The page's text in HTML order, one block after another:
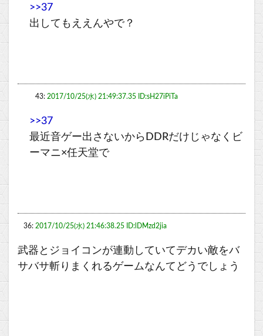
>>37
出してもええんやで？
43: 2017/10/25(水) 21:49:37.35 ID:sH27iPiTa
>>37
最近音ゲー出さないからDDRだけじゃなくビ
ーマニ×任天堂で
36: 2017/10/25(水) 21:46:38.25 ID:lDMzd2jia
武器とジョイコンが連動していてデカい敵をバ
サバサ斬りまくれるゲームなんてどうでしょう